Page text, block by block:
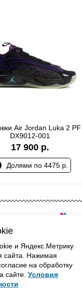
Air Jordan Luka 2 PF
DX9012-001
17 900 р.
Долями по 4475 р.
тренировок.
тренировку
усталость
в честь
и Яндекс.Метрику
сайта. Нажимая
на обработку
сайте. Условия